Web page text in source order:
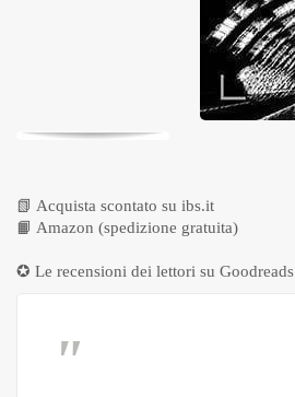
📗 Acquista scontato su ibs.it
📙 Amazon (spedizione gratuita)
✪ Le recensioni dei lettori su Goodreads